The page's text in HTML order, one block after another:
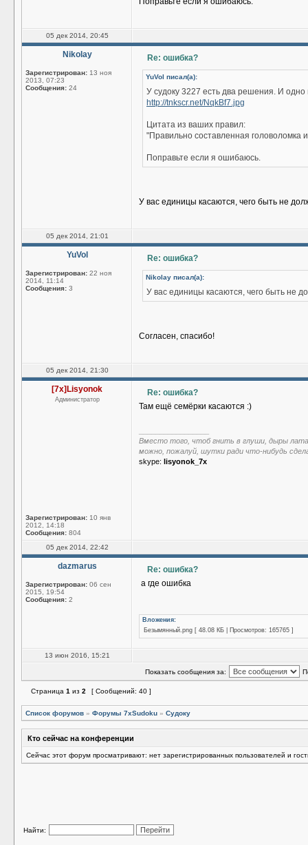
05 дек 2014, 20:45
Nikolay
Зарегистрирован: 13 ноя
2013, 07:23
Сообщения: 24
Re: ошибка?
YuVol писал(а):
У судоку 3227 есть два решения. И
http://tnkscr.net/NqkBf7.jpg
Цитата из ваших правил:
"Правильно составленная головоломка
Поправьте если я ошибаюсь.
У вас единицы касаются, чего быть не
05 дек 2014, 21:01
YuVol
Зарегистрирован: 22 ноя
2014, 11:14
Сообщения: 3
Re: ошибка?
Nikolay писал(а):
У вас единицы касаются, чего быть не
Согласен, спасибо!
05 дек 2014, 21:30
[7x]Lisyonok
Администратор
Зарегистрирован: 10 янв
2012, 14:18
Сообщения: 804
Re: ошибка?
Там ещё семёрки касаются :)
Вместо того, чтоб гнить в глуши, дыры
можно, пожалуй, шутки ради что-нибудь
skype: lisyonok_7x
05 дек 2014, 22:42
dazmarus
Зарегистрирован: 06 сен
2015, 19:54
Сообщения: 2
Re: ошибка?
а где ошибка
Вложения:
Безымянный.png [ 48.08 КБ | Просмотров: 165765 ]
13 июн 2016, 15:21
Показать сообщения за:
Страница 1 из 2 [ Сообщений: 40 ]
Список форумов » Форумы 7xSudoku » Судоку
Кто сейчас на конференции
Сейчас этот форум просматривают: нет зарегистрированных пользователей и
Найти: